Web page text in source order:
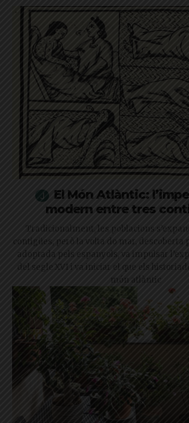
El Món Atlàntic:
modern entre tres
Tradicionalment, les poblacions
contigües, però la volta do mar, descoberta
adoptada pels espanyols, va impulsar
del segle XVI i va iniciar el que els
món atlàntic